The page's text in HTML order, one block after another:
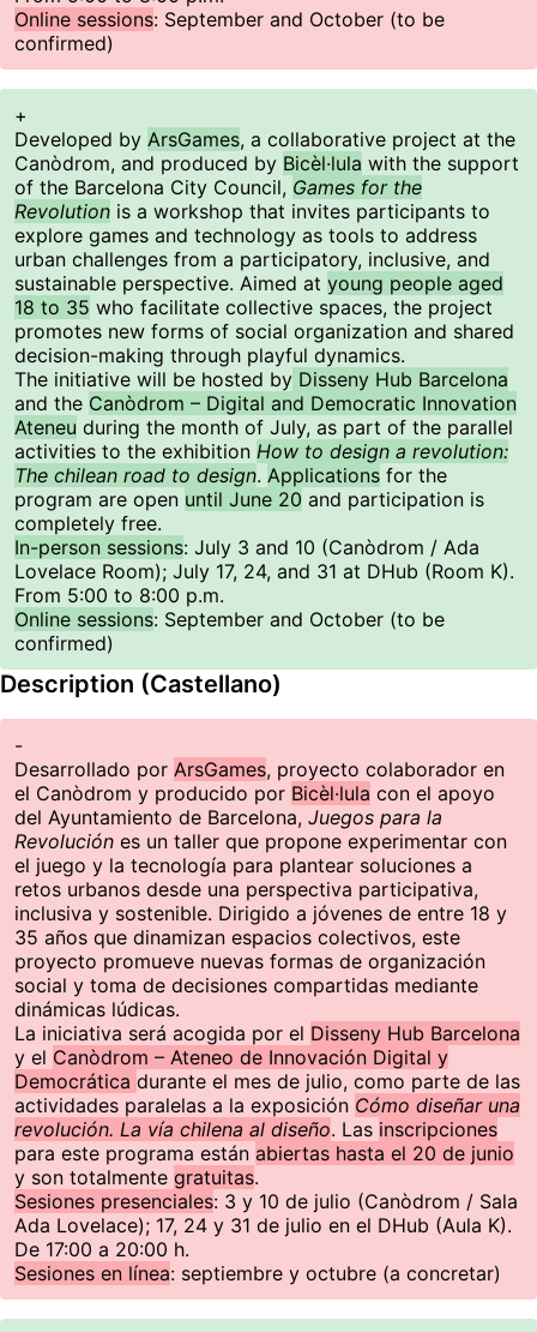
Online sessions: September and October (to be
confirmed)
+
Developed by ArsGames, a collaborative project at the
Canòdrom, and produced by Bicèl·lula with the support
of the Barcelona City Council, Games for the
Revolution is a workshop that invites participants to
explore games and technology as tools to address
urban challenges from a participatory, inclusive, and
sustainable perspective. Aimed at young people aged
18 to 35 who facilitate collective spaces, the project
promotes new forms of social organization and shared
decision-making through playful dynamics.
The initiative will be hosted by Disseny Hub Barcelona
and the Canòdrom – Digital and Democratic Innovation
Ateneu during the month of July, as part of the parallel
activities to the exhibition How to design a revolution:
The chilean road to design. Applications for the
program are open until June 20 and participation is
completely free.
In-person sessions: July 3 and 10 (Canòdrom / Ada
Lovelace Room); July 17, 24, and 31 at DHub (Room K).
From 5:00 to 8:00 p.m.
Online sessions: September and October (to be
confirmed)
Description (Castellano)
-
Desarrollado por ArsGames, proyecto colaborador en
el Canòdrom y producido por Bicèl·lula con el apoyo
del Ayuntamiento de Barcelona, Juegos para la
Revolución es un taller que propone experimentar con
el juego y la tecnología para plantear soluciones a
retos urbanos desde una perspectiva participativa,
inclusiva y sostenible. Dirigido a jóvenes de entre 18 y
35 años que dinamizan espacios colectivos, este
proyecto promueve nuevas formas de organización
social y toma de decisiones compartidas mediante
dinámicas lúdicas.
La iniciativa será acogida por el Disseny Hub Barcelona
y el Canòdrom – Ateneo de Innovación Digital y
Democrática durante el mes de julio, como parte de las
actividades paralelas a la exposición Cómo diseñar una
revolución. La vía chilena al diseño. Las inscripciones
para este programa están abiertas hasta el 20 de junio
y son totalmente gratuitas.
Sesiones presenciales: 3 y 10 de julio (Canòdrom / Sala
Ada Lovelace); 17, 24 y 31 de julio en el DHub (Aula K).
De 17:00 a 20:00 h.
Sesiones en línea: septiembre y octubre (a concretar)